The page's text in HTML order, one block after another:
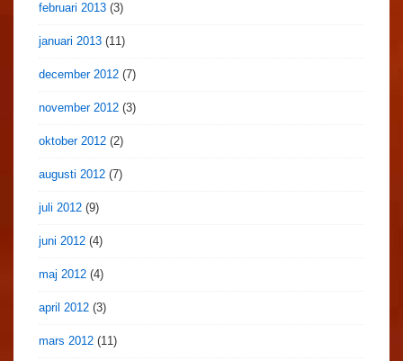
februari 2013 (3)
januari 2013 (11)
december 2012 (7)
november 2012 (3)
oktober 2012 (2)
augusti 2012 (7)
juli 2012 (9)
juni 2012 (4)
maj 2012 (4)
april 2012 (3)
mars 2012 (11)